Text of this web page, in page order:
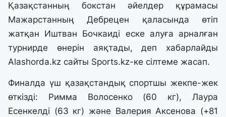
Қазақстанның бокстан әйелдер құрамасы
Мажарстанның Дебрецен қаласында өтіп
жатқан Иштван Бочкаиді еске алуға арналған
турнирде өнерін аяқтады, деп хабарлайды
Alashorda.kz сайты Sports.kz-ке сілтеме жасап.
Финалда үш қазақстандық спортшы жекпе-жек
өткізді: Римма Волосенко (60 кг), Лаура
Есенкелді (63 кг) және Валерия Аксенова (+81